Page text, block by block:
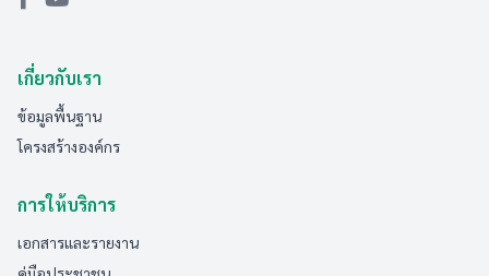
เกี่ยวกับเรา
ข้อมูลพื้นฐาน
โครงสร้างองค์กร
การให้บริการ
เอกสารและรายงาน